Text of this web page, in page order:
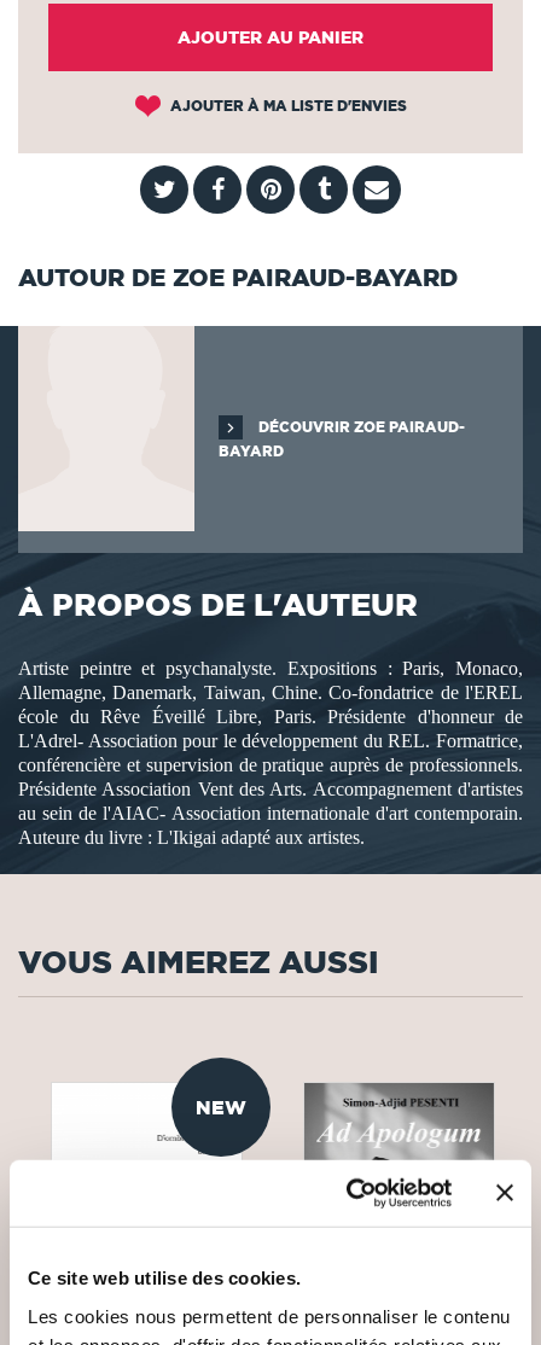
Ce site web utilise des cookies.
Les cookies nous permettent de personnaliser le contenu
AJOUTER AU PANIER
AJOUTER À MA LISTE D'ENVIES
AUTOUR DE ZOE PAIRAUD-BAYARD
DÉCOUVRIR ZOE PAIRAUD-
BAYARD
À PROPOS DE L'AUTEUR
Artiste peintre et psychanalyste. Expositions : Paris, Monaco,
Allemagne, Danemark, Taiwan, Chine. Co-fondatrice de l'EREL
école du Rêve Éveillé Libre, Paris. Présidente d'honneur de
L'Adrel- Association pour le développement du REL. Formatrice,
conférencière et supervision de pratique auprès de professionnels.
Présidente Association Vent des Arts. Accompagnement d'artistes
au sein de l'AIAC- Association internationale d'art contemporain.
Auteure du livre : L'Ikigai adapté aux artistes.
VOUS AIMEREZ AUSSI
NEW